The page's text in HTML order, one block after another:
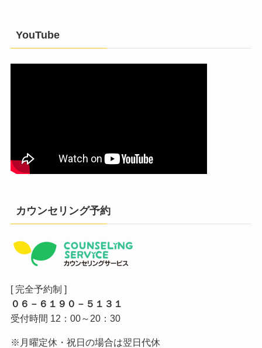
YouTube
カウンセリング予約
[ 完全予約制 ]
０６－６１９０－５１３１
受付時間 12：00～20：30
※月曜定休・祝日の場合は翌日代休